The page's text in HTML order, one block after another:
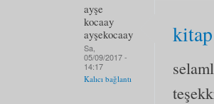
ayşe
kocaay
ayşekocaay
Sa,
05/09/2017 -
14:17
Kalıcı bağlantı